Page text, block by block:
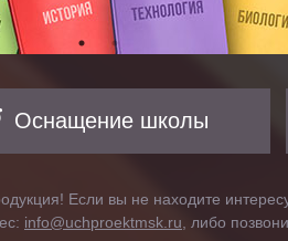
Оснащение школы
Если вы не находите
info@uchproektmsk.ru , либо